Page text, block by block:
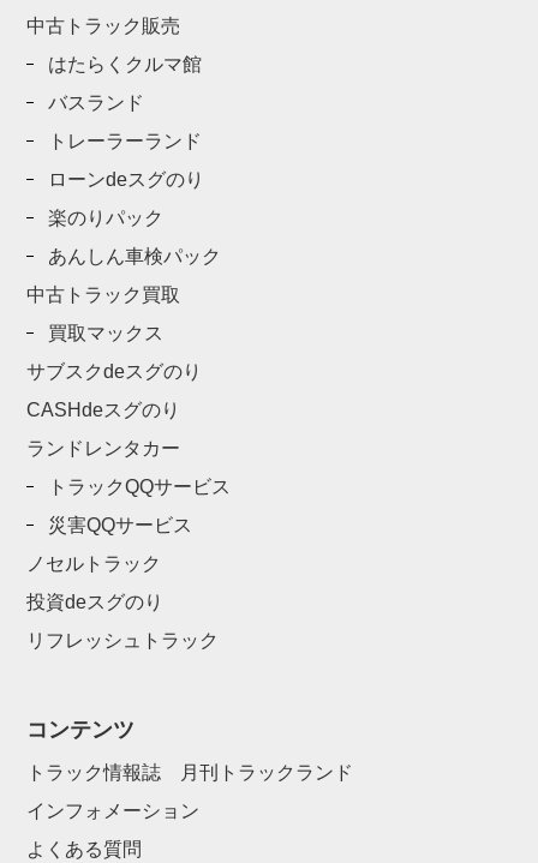
中古トラック販売
はたらくクルマ館
バスランド
トレーラーランド
ローンdeスグのり
楽のりパック
あんしん車検パック
中古トラック買取
買取マックス
サブスクdeスグのり
CASHdeスグのり
ランドレンタカー
トラックQQサービス
災害QQサービス
ノセルトラック
投資deスグのり
リフレッシュトラック
コンテンツ
トラック情報誌 月刊トラックランド
インフォメーション
よくある質問